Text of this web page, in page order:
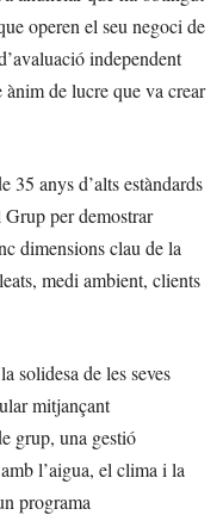
operen el seu negoci de
independent
de lucre que va crear
35 anys d’alts estàndards
per demostrar
dimensions clau de la
medi ambient, clients
solidesa de les seves
mitjançant
grup, una gestió
l’aigua, el clima i la
programa